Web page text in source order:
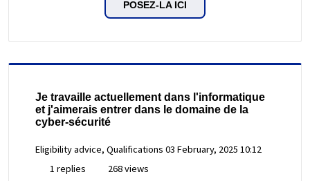
POSEZ-LA ICI
Je travaille actuellement dans l'informatique
et j'aimerais entrer dans le domaine de la
cyber-sécurité
Eligibility advice, Qualifications 03 February, 2025 10:12
1 replies
268 views